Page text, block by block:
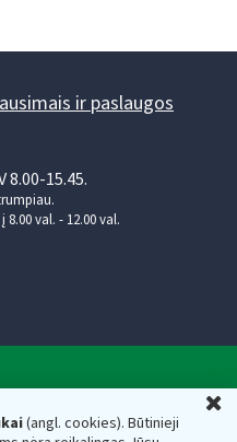
(angl. cookies). Būtinieji
ir paslaugos
8.00-15.45.
val. - 12.00 val.